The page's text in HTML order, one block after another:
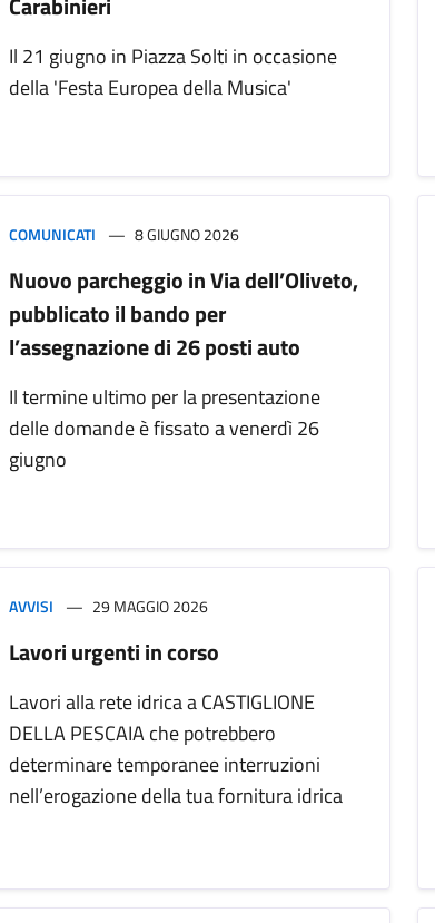
Il 21 giugno in Piazza Solti in occasione
della 'Festa Europea della Musica'
COMUNICATI 8 GIUGNO 2026
Nuovo parcheggio in Via dell’Oliveto,
pubblicato il bando per
l’assegnazione di 26 posti auto
Il termine ultimo per la presentazione
delle domande è fissato a venerdì 26
giugno
AVVISI 29 MAGGIO 2026
Lavori urgenti in corso
Lavori alla rete idrica a CASTIGLIONE
DELLA PESCAIA che potrebbero
determinare temporanee interruzioni
nell’erogazione della tua fornitura idrica